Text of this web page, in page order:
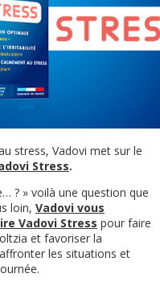
stress, Vadovi met sur le
Stress.
? » voilà une question que
loin, Vadovi vous
Vadovi Stress pour faire
et favoriser la
les situations et